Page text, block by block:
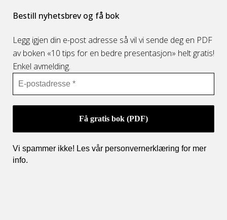
Bestill nyhetsbrev og få bok
Legg igjen din e-post adresse så vil vi sende deg en PDF
av boken «10 tips for en bedre presentasjon» helt gratis!
Enkel avmelding.
Vi spammer ikke! Les vår personvernerklæring for mer
info.